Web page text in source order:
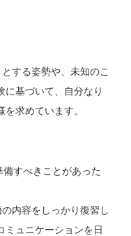
する姿勢や、未知のこ
に基づいて、自分なり
求めています。
すべきことがあった
内容をしっかり復習し
ミュニケーションを日